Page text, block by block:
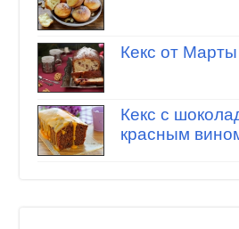
Кекс от
Кекс с
красным